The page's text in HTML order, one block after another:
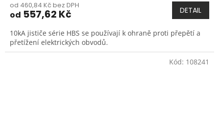
od 460,84 Kč bez DPH
od 557,62 Kč DETAIL
10kA jističe série HBS se používají k ohraně proti přepětí a
přetížení elektrických obvodů.
Kód: 108241